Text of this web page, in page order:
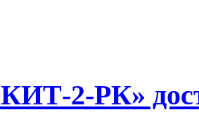
2-РК»